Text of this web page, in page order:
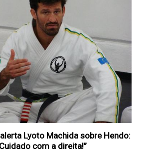
Lyoto Machida sobre Hendo:
com a direita!”